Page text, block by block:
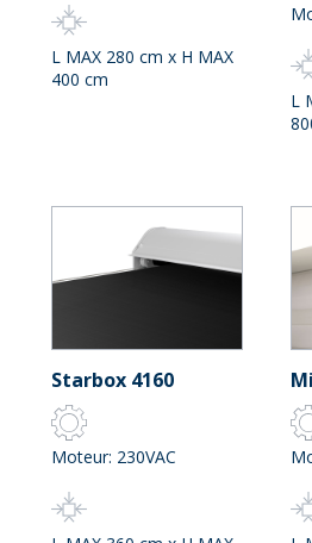
L MAX 280 cm x H MAX
400 cm
L
Starbox 4160
Moteur: 230VAC